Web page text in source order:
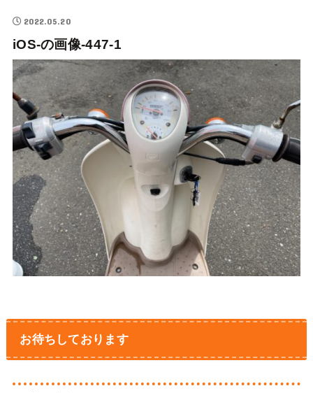
2022.05.20
iOS-の画像-447-1
お待ちしております